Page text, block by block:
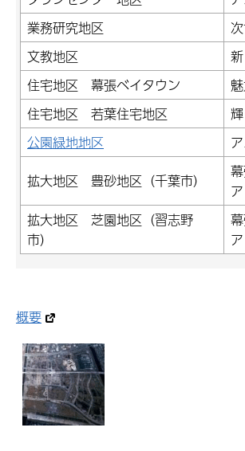
業務研究地区
文教地区
住宅地区 幕張ベイタウン
住宅地区 若葉住宅地区
公園緑地地区
拡大地区 豊砂地区（千葉市）
ア
拡大地区 芝園地区（習志野
市）
ア
概要